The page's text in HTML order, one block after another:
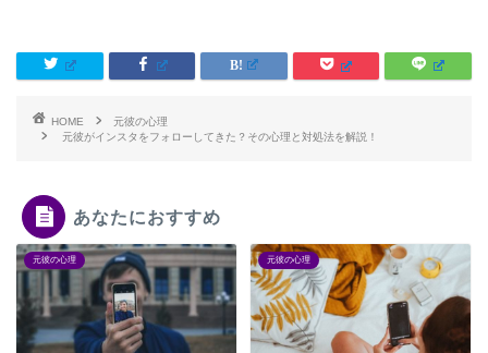
HOME
元彼の心理
元彼がインスタをフォローしてきた？その心理と対処法を解説！
あなたにおすすめ
元彼の心理 元彼の心理